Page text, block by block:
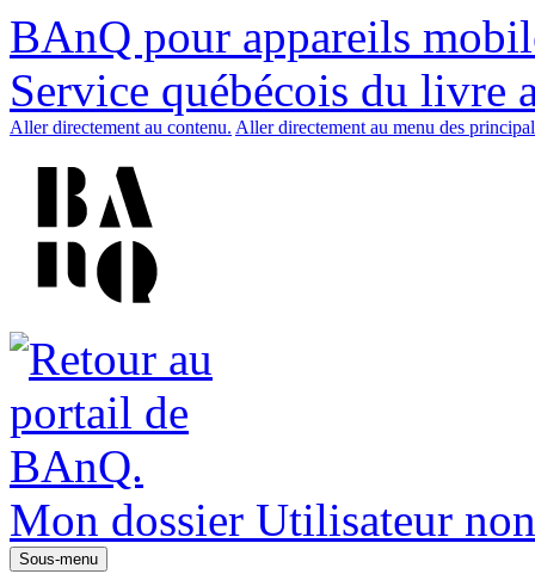
BAnQ pour appareils
Service québécois du livre
Aller directement au contenu. Aller directement au menu des
Mon dossier Utilisateur
Sous-menu